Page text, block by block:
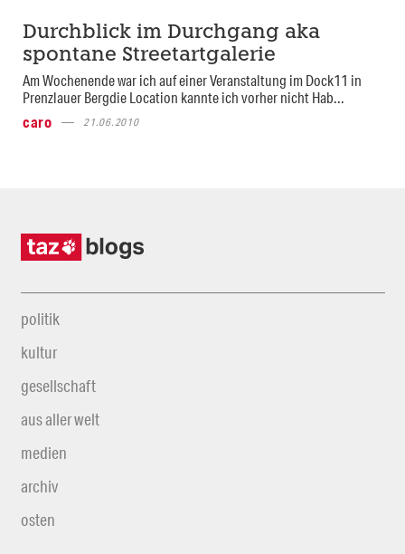
Durchblick im Durchgang aka
spontane Streetartgalerie
Am Wochenende war ich auf einer Veranstaltung im Dock11 in
Prenzlauer Bergdie Location kannte ich vorher nicht Hab...
caro
21.06.2010
politik
kultur
gesellschaft
aus aller welt
medien
archiv
osten